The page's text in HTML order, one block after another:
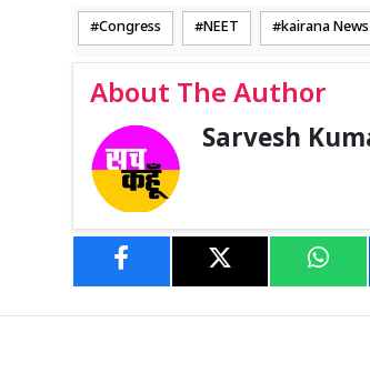
Congress NEET kairana News
About The Author
Sarvesh